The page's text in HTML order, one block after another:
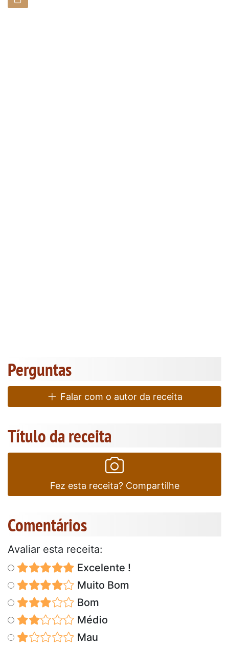
Perguntas
Falar com o autor da receita
Título da receita
Fez esta receita? Compartilhe
Comentários
Avaliar esta receita:
Excelente !
Muito Bom
Bom
Médio
Mau